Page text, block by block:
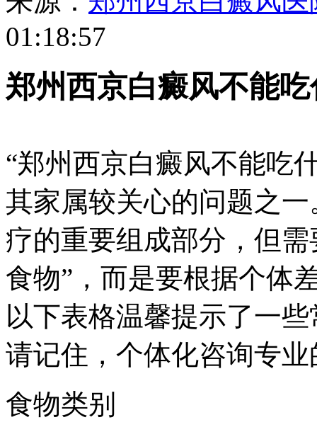
01:18:57
郑州西京白癜风不能
“郑州西京白癜风不能吃
其家属较关心的问题之
疗的重要组成部分，但
食物”，而是要根据个体
以下表格温馨提示了一
请记住，个体化咨询专
食物类别